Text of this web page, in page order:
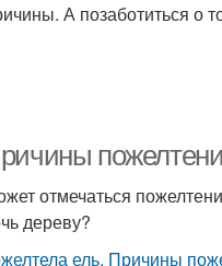
А позаботиться
отмечаться
дереву?